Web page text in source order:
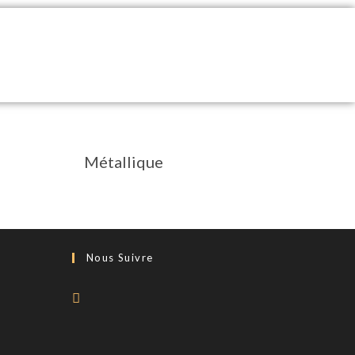
Métallique
Nous Suivre